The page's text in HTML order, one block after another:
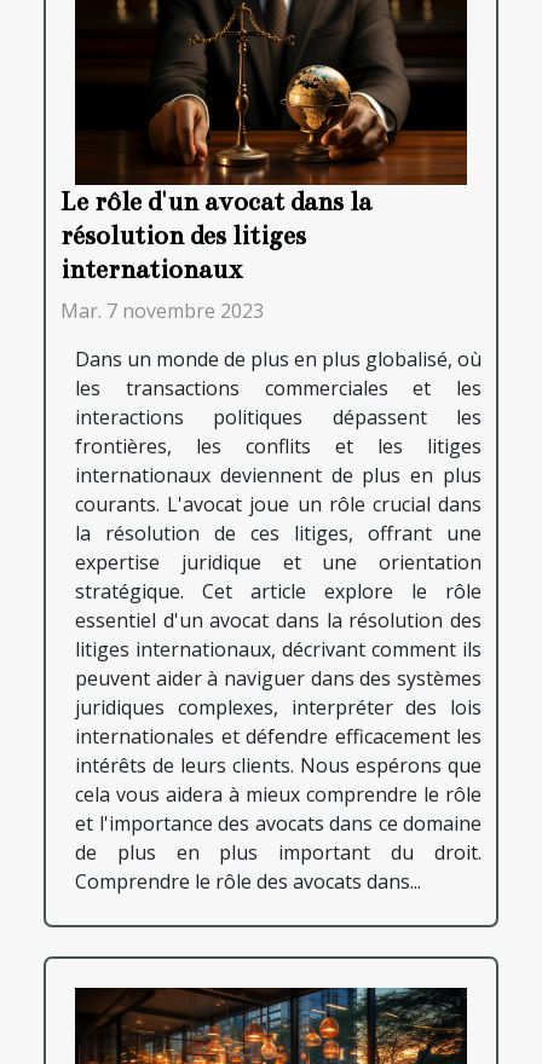
Le rôle d'un avocat dans la
résolution des litiges
internationaux
Mar. 7 novembre 2023
Dans un monde de plus en plus globalisé, où
les transactions commerciales et les
interactions politiques dépassent les
frontières, les conflits et les litiges
internationaux deviennent de plus en plus
courants. L'avocat joue un rôle crucial dans
la résolution de ces litiges, offrant une
expertise juridique et une orientation
stratégique. Cet article explore le rôle
essentiel d'un avocat dans la résolution des
litiges internationaux, décrivant comment ils
peuvent aider à naviguer dans des systèmes
juridiques complexes, interpréter des lois
internationales et défendre efficacement les
intérêts de leurs clients. Nous espérons que
cela vous aidera à mieux comprendre le rôle
et l'importance des avocats dans ce domaine
de plus en plus important du droit.
Comprendre le rôle des avocats dans...